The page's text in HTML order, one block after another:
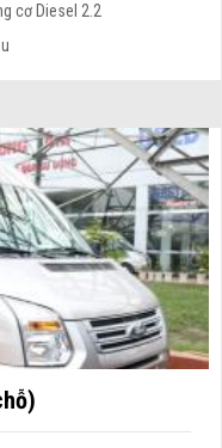
cơ Diesel 2.2